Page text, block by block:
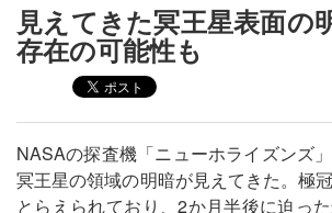
見えてきた冥王星表面の
存在の可能性も
NASAの探査機「ニューホライズンズ」
冥王星の領域の明暗が見えてきた。極
とらえられており、2か月半後に迫っ